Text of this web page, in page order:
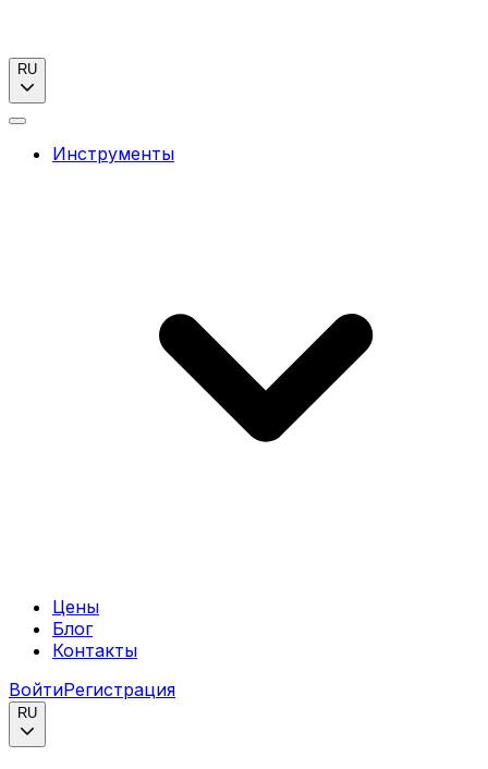
RU
Инструменты
Цены
Блог
Контакты
ВойтиРегистрация
RU